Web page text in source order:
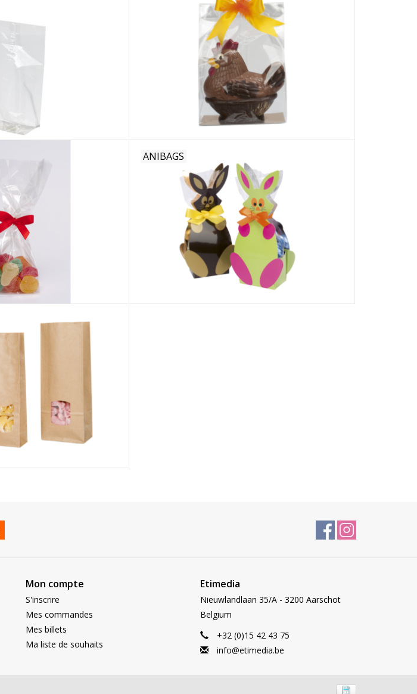
ANIBAGS
Mon compte
S'inscrire
Mes commandes
Mes billets
Ma liste de souhaits
Etimedia
Nieuwlandlaan 35/A - 3200 Aarschot
Belgium
+32 (0)15 42 43 75
info@etimedia.be